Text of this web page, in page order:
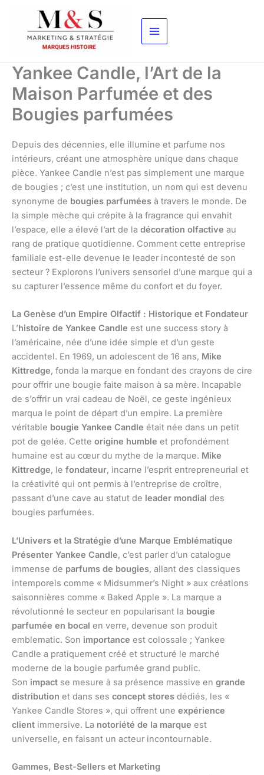
contenu
Yankee Candle, l’Art de la
Maison Parfumée et des
Bougies parfumées
Depuis des décennies, elle illumine et parfume nos
intérieurs, créant une atmosphère unique dans chaque
pièce. Yankee Candle n’est pas simplement une marque
de bougies ; c’est une institution, un nom qui est devenu
synonyme de bougies parfumées à travers le monde. De
la simple mèche qui crépite à la fragrance qui envahit
l’espace, elle a élevé l’art de la décoration olfactive au
rang de pratique quotidienne. Comment cette entreprise
familiale est-elle devenue le leader incontesté de son
secteur ? Explorons l’univers sensoriel d’une marque qui a
su capturer l’essence même du confort et du foyer.
La Genèse d’un Empire Olfactif : Historique et Fondateur
L’histoire de Yankee Candle est une success story à
l’américaine, née d’une idée simple et d’un geste
accidentel. En 1969, un adolescent de 16 ans, Mike
Kittredge, fonda la marque en fondant des crayons de cire
pour offrir une bougie faite maison à sa mère. Incapable
de s’offrir un vrai cadeau de Noël, ce geste ingénieux
marqua le point de départ d’un empire. La première
véritable bougie Yankee Candle était née dans un petit
pot de gelée. Cette origine humble et profondément
humaine est au cœur du mythe de la marque. Mike
Kittredge, le fondateur, incarne l’esprit entrepreneurial et
la créativité qui ont permis à l’entreprise de croître,
passant d’une cave au statut de leader mondial des
bougies parfumées.
L’Univers et la Stratégie d’une Marque Emblématique
Présenter Yankee Candle, c’est parler d’un catalogue
immense de parfums de bougies, allant des classiques
intemporels comme « Midsummer’s Night » aux créations
saisonnières comme « Baked Apple ». La marque a
révolutionné le secteur en popularisant la bougie
parfumée en bocal en verre, devenue son produit
emblematic. Son importance est colossale ; Yankee
Candle a pratiquement créé et structuré le marché
moderne de la bougie parfumée grand public.
Son impact se mesure à sa présence massive en grande
distribution et dans ses concept stores dédiés, les «
Yankee Candle Stores », qui offrent une expérience
client immersive. La notoriété de la marque est
universelle, en faisant un acteur incontournable.
Gammes, Best-Sellers et Marketing